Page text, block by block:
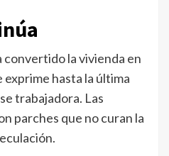
convertido la vivienda en
hasta la última
trabajadora. Las
parches que no curan la